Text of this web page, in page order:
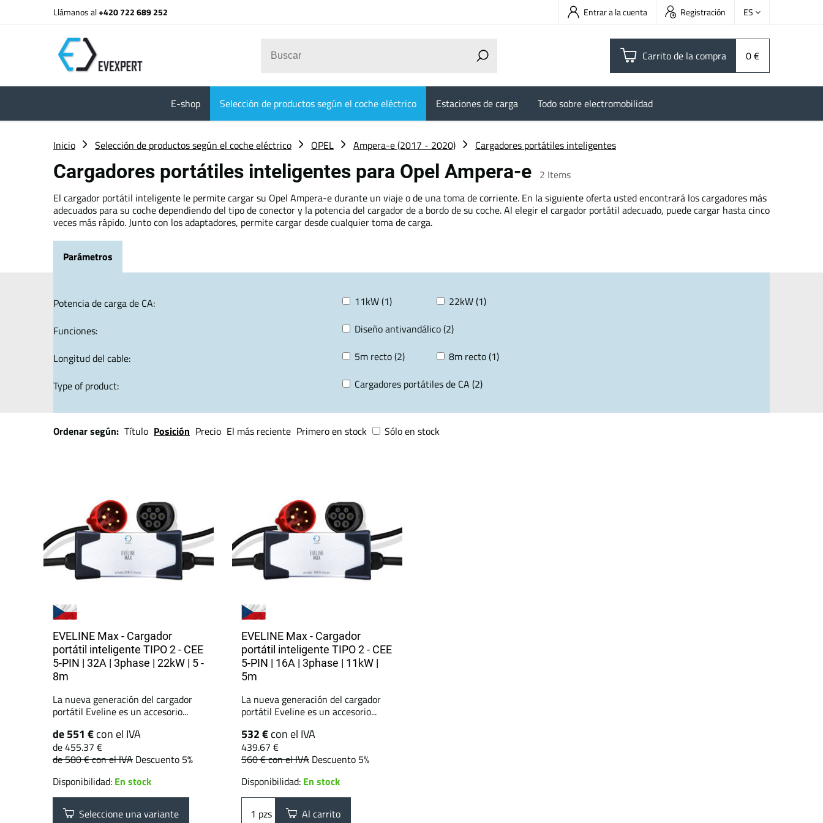
Llámanos al+420 722 689 252 Entrar a la cuenta Registración ES
Carrito de la compra 0 €
E-shop Selección de productos según el coche eléctrico Estaciones de carga Todo sobre electromobilidad
Inicio Selección de productos según el coche eléctrico OPEL Ampera-e (2017 - 2020) Cargadores portátiles inteligentes
Cargadores portátiles inteligentes para Opel Ampera-e 2 Items
El cargador portátil inteligente le permite cargar su Opel Ampera-e durante un viaje o de una toma de corriente. En la siguiente oferta usted encontrará los cargadores más
adecuados para su coche dependiendo del tipo de conector y la potencia del cargador de a bordo de su coche. Al elegir el cargador portátil adecuado, puede cargar hasta cinco
veces más rápido. Junto con los adaptadores, permite cargar desde cualquier toma de carga.
Parámetros
Potencia de carga de CA: 11kW (1)
22kW (1)
Funciones:
Diseño antivandálico (2)
Longitud del cable:
5m recto (2)
8m recto (1)
Type of product:
Cargadores portátiles de CA (2)
Ordenar según: Título Posición Precio El más reciente Primero en stock Sólo en stock
EVELINE Max - Cargador
portátil inteligente TIPO 2 - CEE
5-PIN | 32A | 3phase | 22kW | 5 -
8m
La nueva generación del cargador
portátil Eveline es un accesorio...
de 551 €con el IVA
de 455.37 €
de 580 €con el IVA Descuento 5%
Disponibilidad: En stock
Seleccione una variante
EVELINE Max - Cargador
portátil inteligente TIPO 2 - CEE
5-PIN | 16A | 3phase | 11kW |
5m
La nueva generación del cargador
portátil Eveline es un accesorio...
532 €con el IVA
439.67 €
560 €con el IVA Descuento 5%
Disponibilidad: En stock
pzs Al carrito